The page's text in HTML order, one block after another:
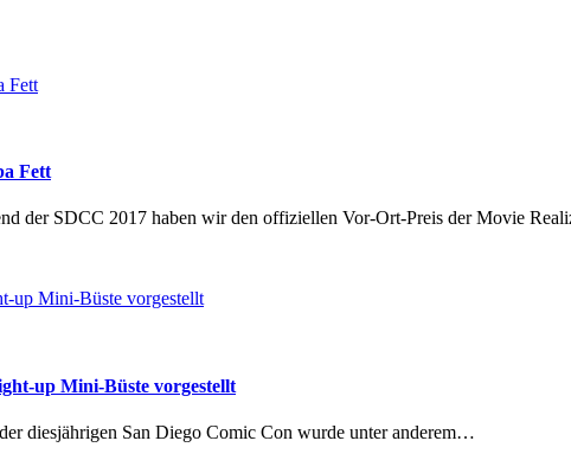
Fett
der SDCC 2017 haben wir den offiziellen Vor-Ort-Preis der Movie
up Mini-Büste vorgestellt
diesjährigen San Diego Comic Con wurde unter anderem…